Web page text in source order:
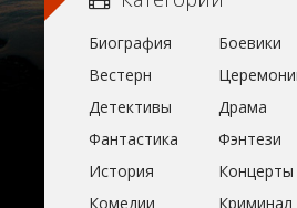
Биография
Боевики
Вестерн
Детективы
Драма
Фантастика
Фэнтези
История
Концерты
Комедии
Криминал